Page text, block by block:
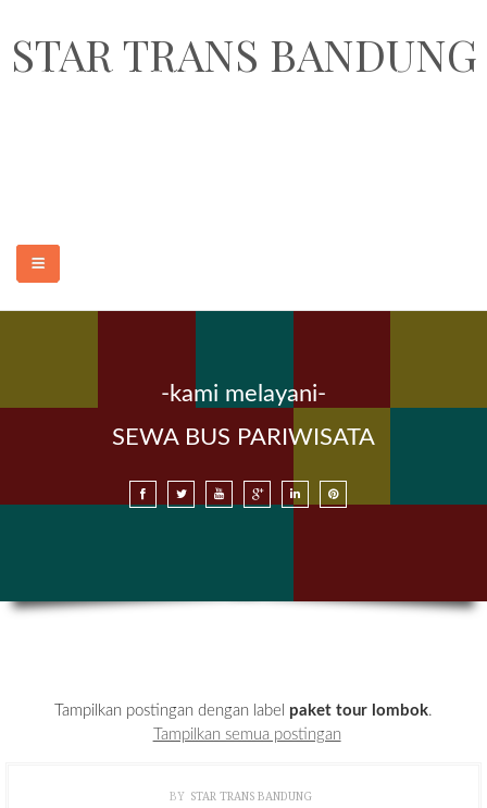
STAR TRANS BANDUNG
STAR TRANS BANDUNG adalah perusahaan penyedia jasa sewa
BERANDA
SEWA BUS DI BANDUNG
-kami melayani-
SEWA BUS PARIWISATA
Tampilkan postingan dengan label paket tour lombok.
Tampilkan semua postingan
BY STAR TRANS BANDUNG